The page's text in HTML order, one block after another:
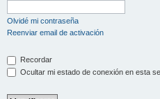
Olvidé mi contraseña
Reenviar email de activación
Recordar
Ocultar mi estado de conexión en esta